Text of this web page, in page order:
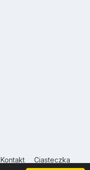
Kontakt Ciasteczka